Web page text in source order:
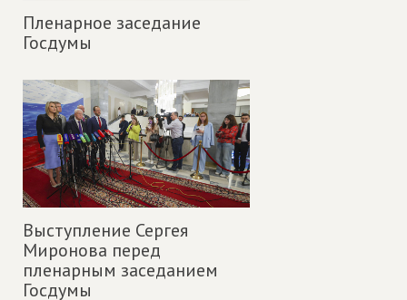
Пленарное заседание
Госдумы
Выступление Сергея
Миронова перед
пленарным заседанием
Госдумы